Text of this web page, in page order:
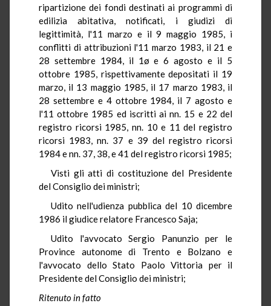
ripartizione dei fondi destinati ai programmi di
edilizia abitativa, notificati, i giudizi di
legittimità, l'11 marzo e il 9 maggio 1985, i
conflitti di attribuzioni l'11 marzo 1983, il 21 e
28 settembre 1984, il 1ø e 6 agosto e il 5
ottobre 1985, rispettivamente depositati il 19
marzo, il 13 maggio 1985, il 17 marzo 1983, il
28 settembre e 4 ottobre 1984, il 7 agosto e
l'11 ottobre 1985 ed iscritti ai nn. 15 e 22 del
registro ricorsi 1985, nn. 10 e 11 del registro
ricorsi 1983, nn. 37 e 39 del registro ricorsi
1984 e nn. 37, 38, e 41 del registro ricorsi 1985;
Visti gli atti di costituzione del Presidente
del Consiglio dei ministri;
Udito nell'udienza pubblica del 10 dicembre
1986 il giudice relatore Francesco Saja;
Udito l'avvocato Sergio Panunzio per le
Province autonome di Trento e Bolzano e
l'avvocato dello Stato Paolo Vittoria per il
Presidente del Consiglio dei ministri;
Ritenuto in fatto